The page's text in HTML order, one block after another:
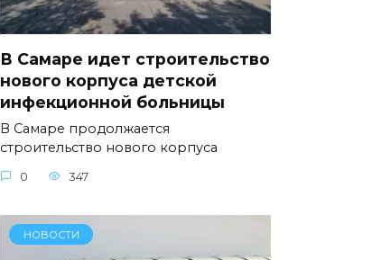
В Самаре идет строительство
нового корпуса детской
инфекционной больницы
В Самаре продолжается
строительство нового корпуса
0 347
НОВОСТИ